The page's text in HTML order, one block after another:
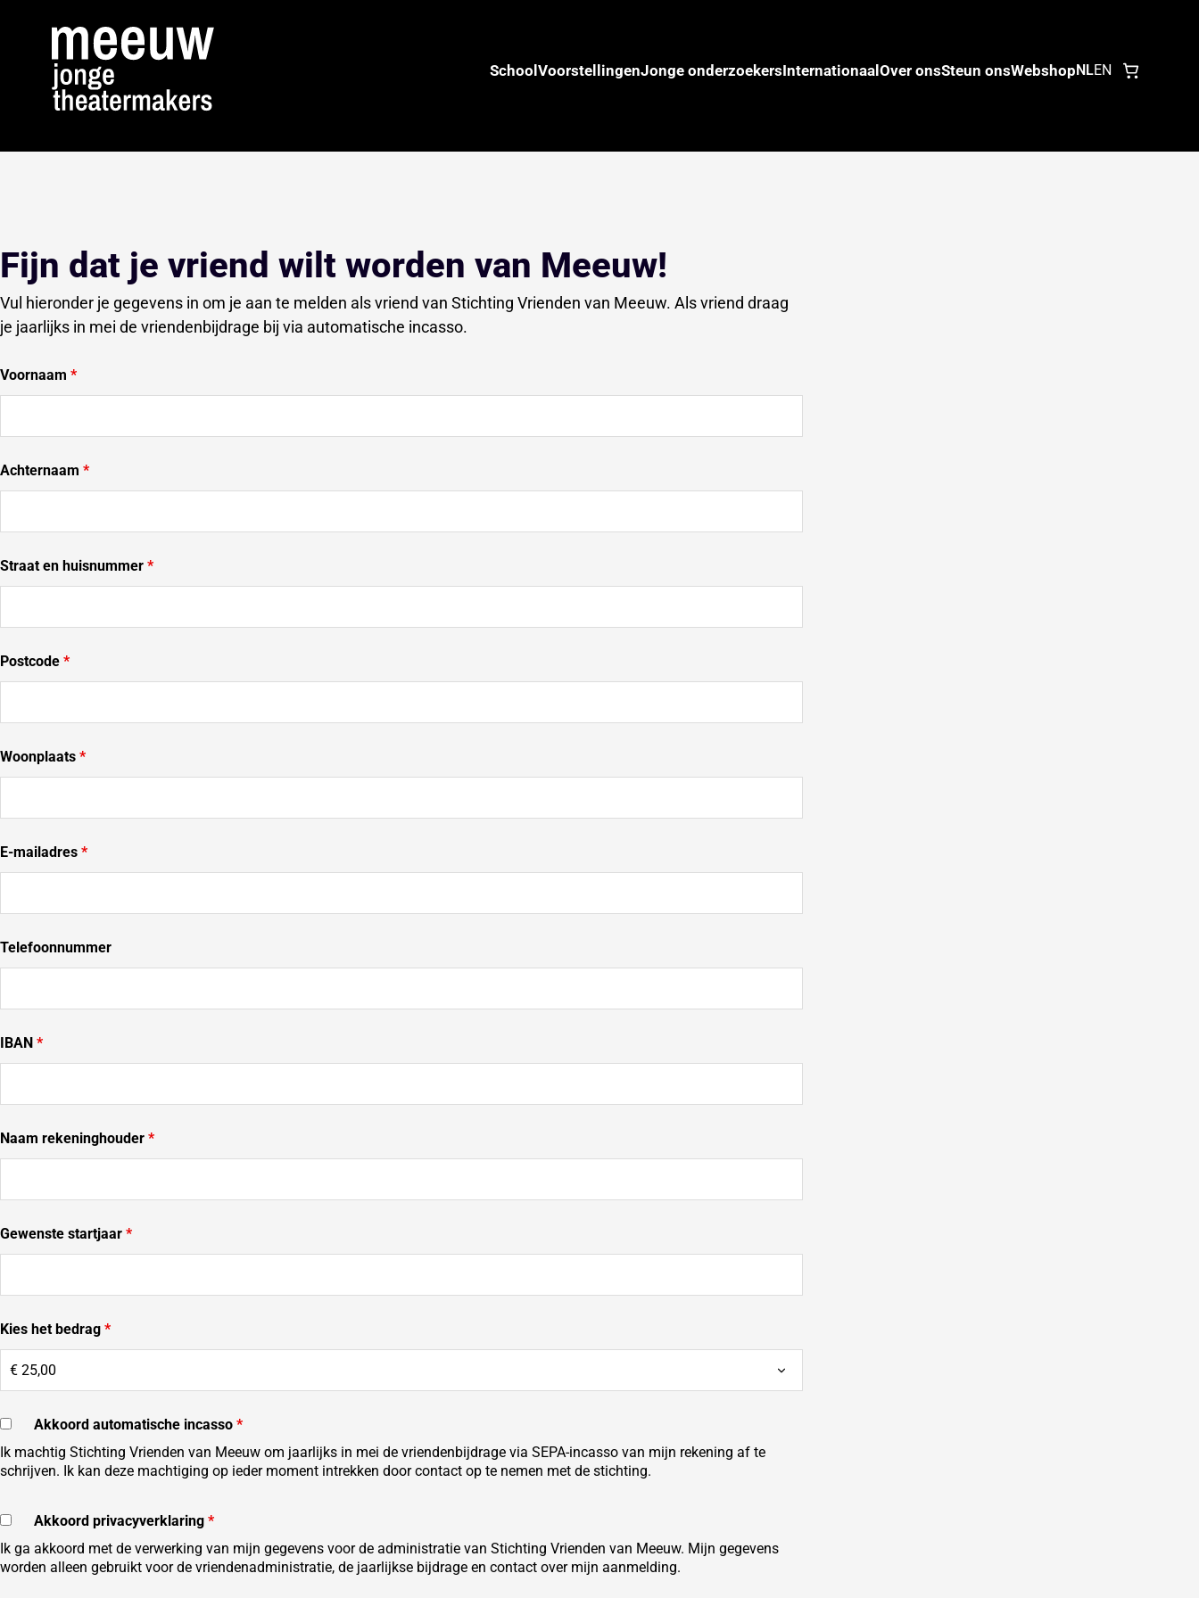
SchoolVoorstellingenJonge onderzoekersInternationaalOver onsSteun onsWebshopNLEN
Fijn dat je vriend wilt worden van Meeuw!
Vul hieronder je gegevens in om je aan te melden als vriend van Stichting Vrienden van Meeuw. Als vriend draag
je jaarlijks in mei de vriendenbijdrage bij via automatische incasso.
Voornaam *
Achternaam *
Straat en huisnummer *
Postcode *
Woonplaats *
E-mailadres *
Telefoonnummer
IBAN *
Naam rekeninghouder *
Gewenste startjaar *
Kies het bedrag *
Akkoord automatische incasso *
Ik machtig Stichting Vrienden van Meeuw om jaarlijks in mei de vriendenbijdrage via SEPA-incasso van mijn rekening af te
schrijven. Ik kan deze machtiging op ieder moment intrekken door contact op te nemen met de stichting.
Akkoord privacyverklaring *
Ik ga akkoord met de verwerking van mijn gegevens voor de administratie van Stichting Vrienden van Meeuw. Mijn gegevens
worden alleen gebruikt voor de vriendenadministratie, de jaarlijkse bijdrage en contact over mijn aanmelding.